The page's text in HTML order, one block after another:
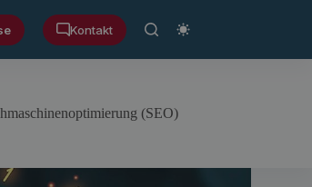
Kontakt
(SEO)